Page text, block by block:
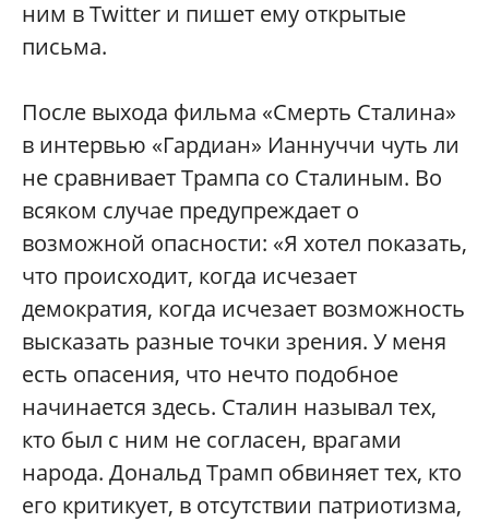
ним в Twitter и пишет ему открытые
письма.
После выхода фильма «Смерть Сталина»
в интервью «Гардиан» Ианнуччи чуть ли
не сравнивает Трампа со Сталиным. Во
всяком случае предупреждает о
возможной опасности: «Я хотел показать,
что происходит, когда исчезает
демократия, когда исчезает возможность
высказать разные точки зрения. У меня
есть опасения, что нечто подобное
начинается здесь. Сталин называл тех,
кто был с ним не согласен, врагами
народа. Дональд Трамп обвиняет тех, кто
его критикует, в отсутствии патриотизма,